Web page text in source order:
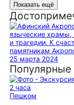
Показать ещё
языческие храмы,
и трагедии. К
памятникам
25 марта 2024
Популярные
2 часа
Пешком